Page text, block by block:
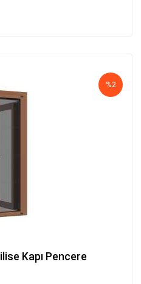
%2
Kapı Pencere